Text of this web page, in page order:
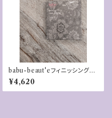
babu-beaut'eフィニッシングク
リア―パウダー・リフィル（パフ付
き）
¥4,620